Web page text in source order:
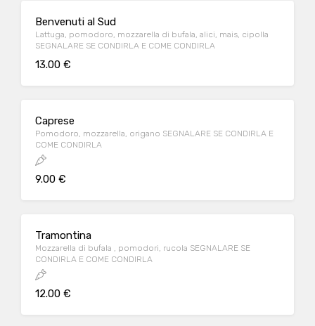
Benvenuti al Sud
Lattuga, pomodoro, mozzarella di bufala, alici, mais, cipolla
SEGNALARE SE CONDIRLA E COME CONDIRLA
13.00 €
Caprese
Pomodoro, mozzarella, origano SEGNALARE SE CONDIRLA E
COME CONDIRLA
9.00 €
Tramontina
Mozzarella di bufala , pomodori, rucola SEGNALARE SE
CONDIRLA E COME CONDIRLA
12.00 €